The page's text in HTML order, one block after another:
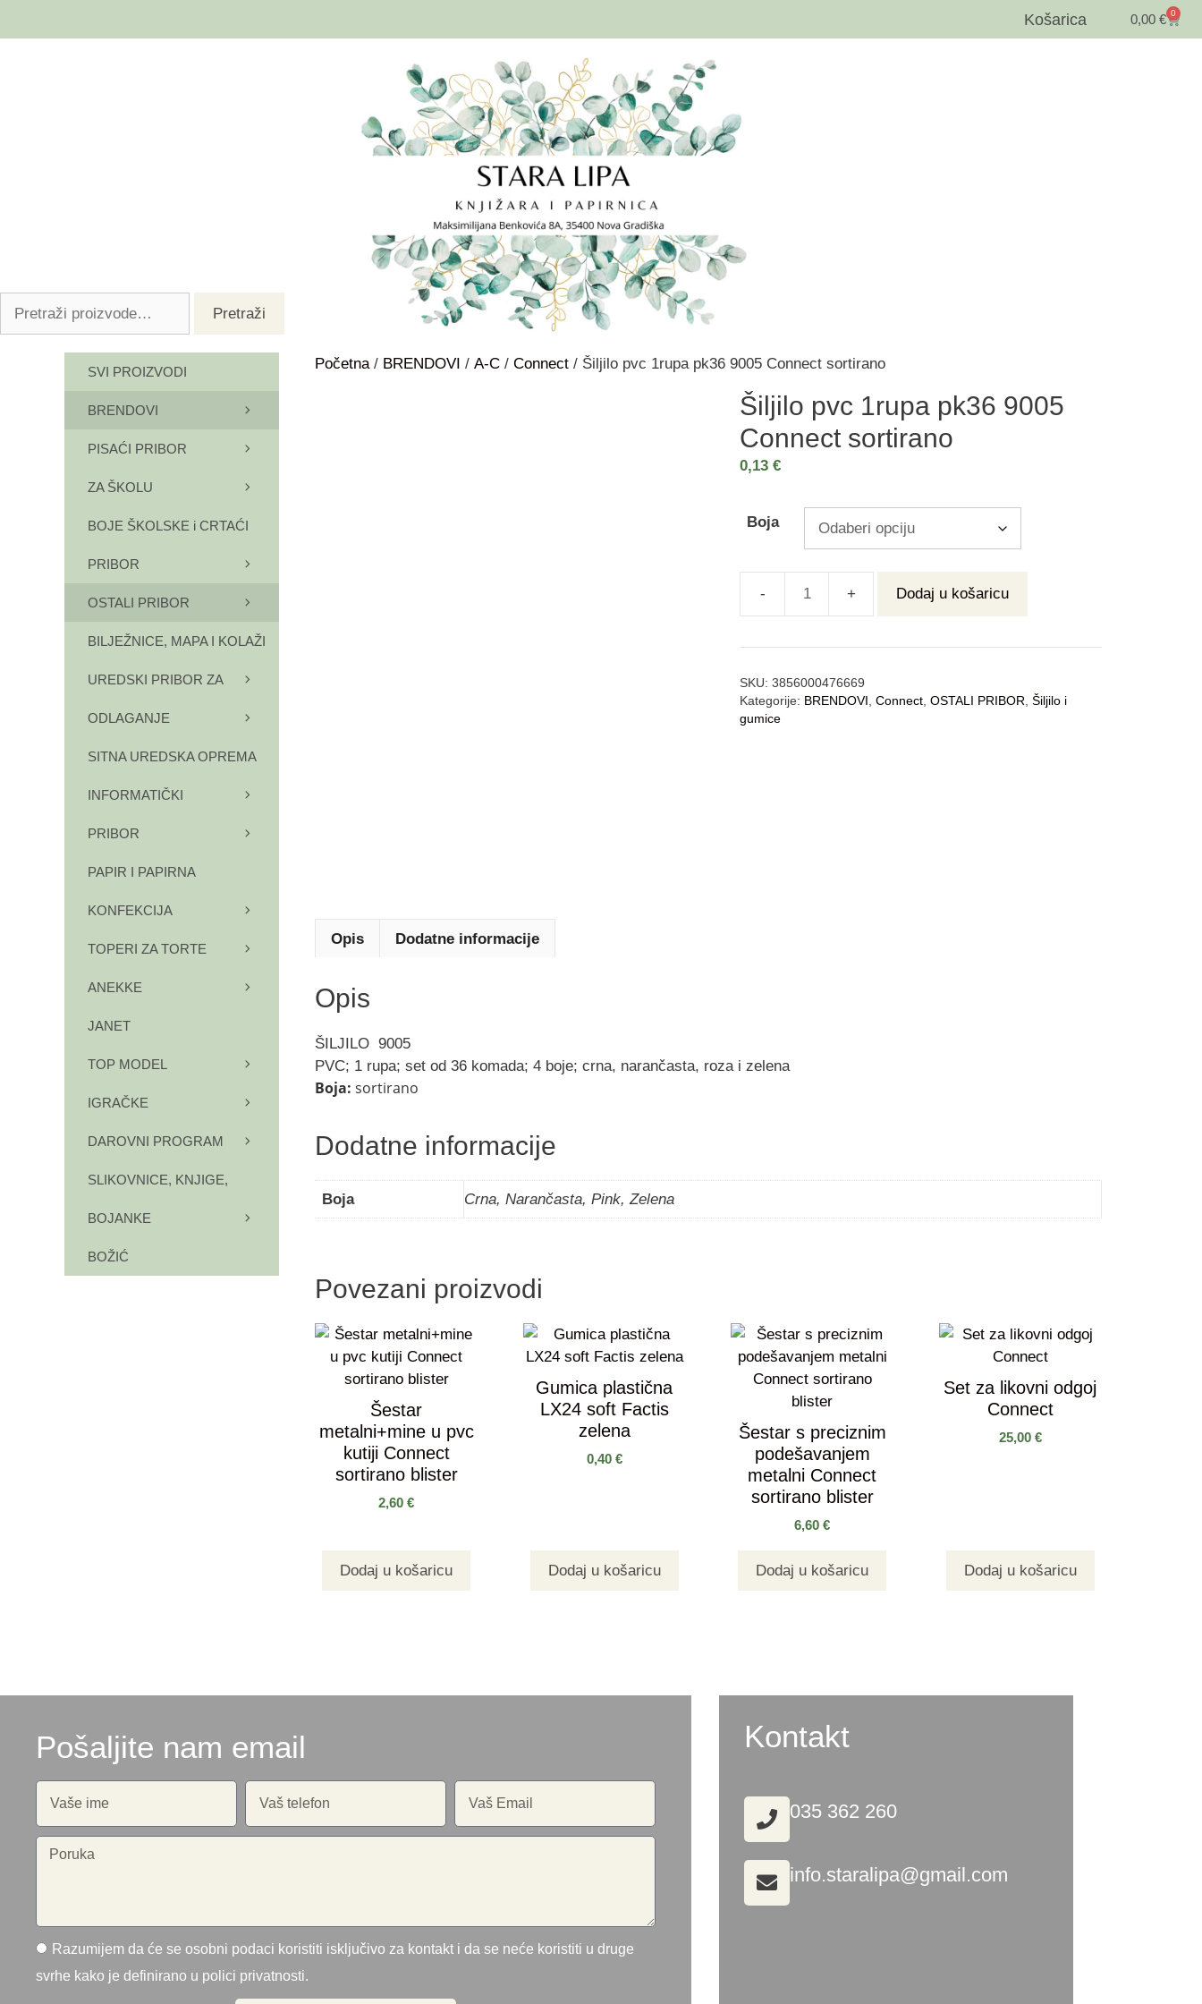
Košarica 0,00€ 0
Pretraži
Početna/ BRENDOVI / A-C / Connect / Šiljilo pvc 1rupa pk36 9005 Connect sortirano
Šiljilo pvc 1rupa pk36 9005
Connect sortirano
0,13€
Boja
Dodaj u košaricu
SKU:3856000476669
Kategorije: BRENDOVI ,Connect ,OSTALI PRIBOR ,Šiljilo i
gumice
Opis Dodatne informacije
Opis
ŠILJILO 9005
PVC; 1 rupa; set od 36 komada; 4 boje; crna, narančasta, roza i zelena
Boja: sortirano
Dodatne informacije
Boja Crna, Narančasta, Pink, Zelena
Povezani proizvodi
Šestar
metalni+mine u pvc
kutiji Connect
sortirano blister
2,60€
Dodaj u košaricu
Gumica plastična
LX24 soft Factis
zelena
0,40 €
Dodaj u košaricu
Šestar s preciznim
podešavanjem
metalni Connect
sortirano blister
6,60€
Dodaj u košaricu
Set za likovni odgoj
Connect
25,00 €
Dodaj u košaricu
SVI PROIZVODI
BRENDOVI
PISAĆI PRIBOR
ZA ŠKOLU
BOJE ŠKOLSKE i CRTAĆI
PRIBOR
OSTALI PRIBOR
BILJEŽNICE, MAPA I KOLAŽI
UREDSKI PRIBOR ZA
ODLAGANJE
SITNA UREDSKA OPREMA
INFORMATIČKI
PRIBOR
PAPIR I PAPIRNA
KONFEKCIJA
TOPERI ZA TORTE
ANEKKE
JANET
TOP MODEL
IGRAČKE
DAROVNI PROGRAM
SLIKOVNICE, KNJIGE,
BOJANKE
BOŽIĆ
Pošaljite nam email
Razumijem da će se osobni podaci koristiti isključivo za kontakt i da se neće koristiti u druge
svrhe kako je definirano u polici privatnosti.
Kontakt
035 362 260
info.staralipa@gmail.com